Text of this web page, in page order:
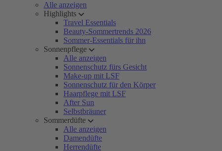
Alle anzeigen
Highlights
Travel Essentials
Beauty-Sommertrends 2026
Sommer-Essentials für ihn
Sonnenpflege
Alle anzeigen
Sonnenschutz fürs Gesicht
Make-up mit LSF
Sonnenschutz für den Körper
Haarpflege mit LSF
After Sun
Selbstbräuner
Sommerdüfte
Alle anzeigen
Damendüfte
Herrendüfte